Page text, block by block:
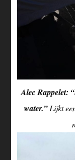
Alec Rappelet:
water.”Lijkt